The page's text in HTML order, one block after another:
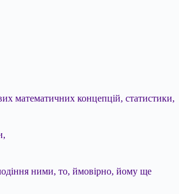
математичних концепцій, статистики,
ними, то, ймовірно, йому ще